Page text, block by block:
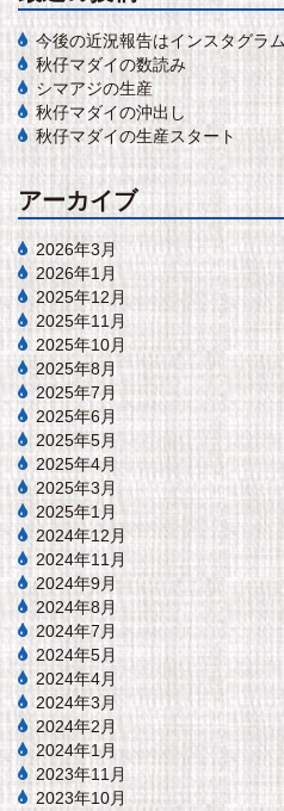
今後の近況報告はインスタグラ
秋仔マダイの数読み
シマアジの生産
秋仔マダイの沖出し
秋仔マダイの生産スタート
アーカイブ
2026年3月
2026年1月
2025年12月
2025年11月
2025年10月
2025年8月
2025年7月
2025年6月
2025年5月
2025年4月
2025年3月
2025年1月
2024年12月
2024年11月
2024年9月
2024年8月
2024年7月
2024年5月
2024年4月
2024年3月
2024年2月
2024年1月
2023年11月
2023年10月